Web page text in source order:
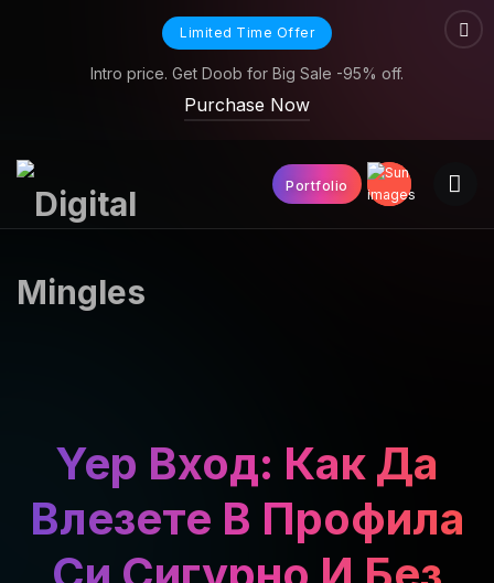
Limited Time Offer
Intro price. Get Doob for Big Sale -95% off.
Purchase Now
Portfolio
Yep Вход: Как Да
Влезете В Профила